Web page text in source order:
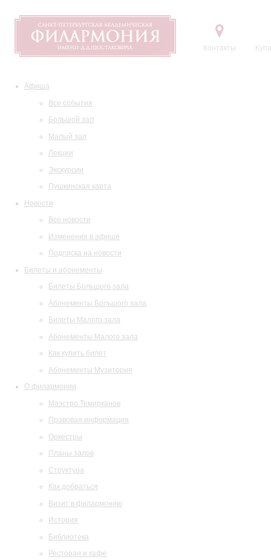
Контакты
Афиша
Все события
Большой зал
Малый зал
Лекции
Экскурсии
Пушкинская карта
Новости
Все новости
Изменения в афише
Подписка на новости
Билеты и абонементы
Билеты Большого зала
Абонементы Большого зала
Билеты Малого зала
Абонементы Малого зала
Как купить билет
Абонементы Музитория
О филармонии
Маэстро Темирканов
Правовая информация
Оркестры
Планы залов
Структура
Как добраться
Визит в филармонию
История
Библиотека
Ресторан и кафе